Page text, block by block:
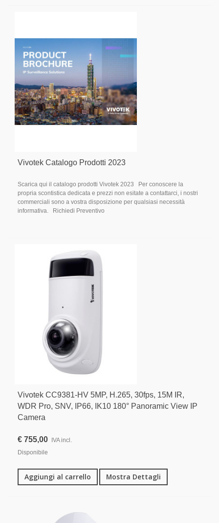
Vivotek Catalogo Prodotti 2023
Scarica qui il catalogo prodotti Vivotek 2023 Per conoscere la
propria scontistica dedicata e prezzi non esitate a contattarci, i nostri
commerciali sono a vostra disposizione per qualsiasi necessità
informativa. Richiedi Preventivo
Vivotek CC9381-HV 5MP, H.265, 30fps, 15M IR,
WDR Pro, SNV, IP66, IK10 180° Panoramic View IP
Camera
€ 755,00 IVA incl.
Disponibile
Aggiungi al carrello Mostra Dettagli